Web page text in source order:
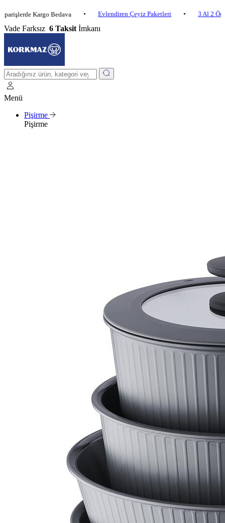
Kargo Bedava • Evlendiren Çeyiz Paketleri • 3 Al 2 Öde •
Vade Farksız 6 Taksit İmkanı
Menü
Pişirme
Pişirme